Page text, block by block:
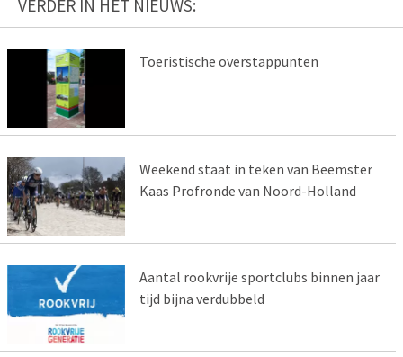
VERDER IN HET NIEUWS:
Toeristische overstappunten
Weekend staat in teken van Beemster
Kaas Profronde van Noord-Holland
Aantal rookvrije sportclubs binnen jaar
tijd bijna verdubbeld